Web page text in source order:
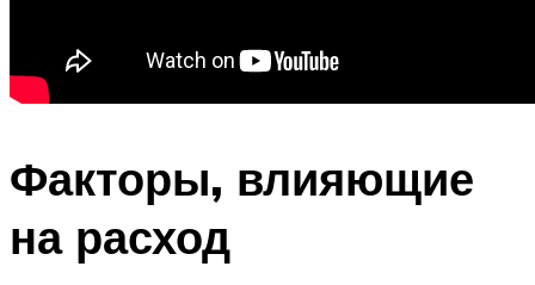
Факторы, влияющие
на расход